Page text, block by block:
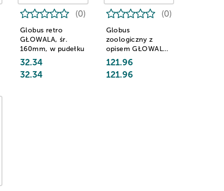
Globus retro
GŁOWALA, śr.
160mm, w pudełku
(0)
32.34
32.34
Globus
zoologiczny z
opisem GŁOWALA,
podświetlany, śr.
250mm, w
pudełku, z aplikacją
(0)
121.96
121.96